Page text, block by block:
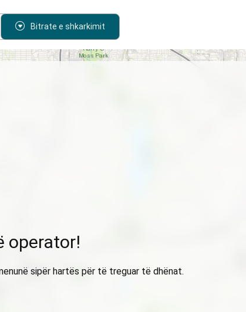
Bitrate e shkarkimit
operator!
sipër hartës për të treguar të dhënat.